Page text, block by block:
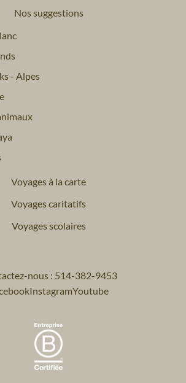
Nos suggestions
- Alpes
Voyages à la carte
Voyages caritatifs
Voyages scolaires
nous : 514-382-9453
InstagramYoutube